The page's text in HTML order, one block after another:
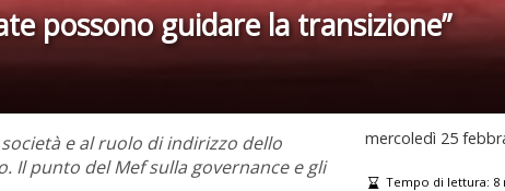
possono guidare la transizione”
e al ruolo di indirizzo dello
Il punto del Mef sulla governance e gli
mercoledì 25
Tempo di lettura: 8